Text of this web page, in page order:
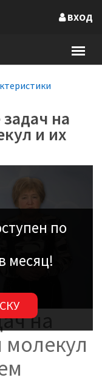
ВХОД
на
и их
по
в месяц!
на
молекул